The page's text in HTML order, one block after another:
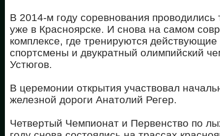
В 2014-м году соревнования
уже в Красноярске. И снова на самом
комплексе, где тренируются
спортсмены и двукратный олимпийский
Устюгов.
В церемонии открытия участвовал
железной дороги Анатолий Регер.
Четвертый Чемпионат и Первенство по